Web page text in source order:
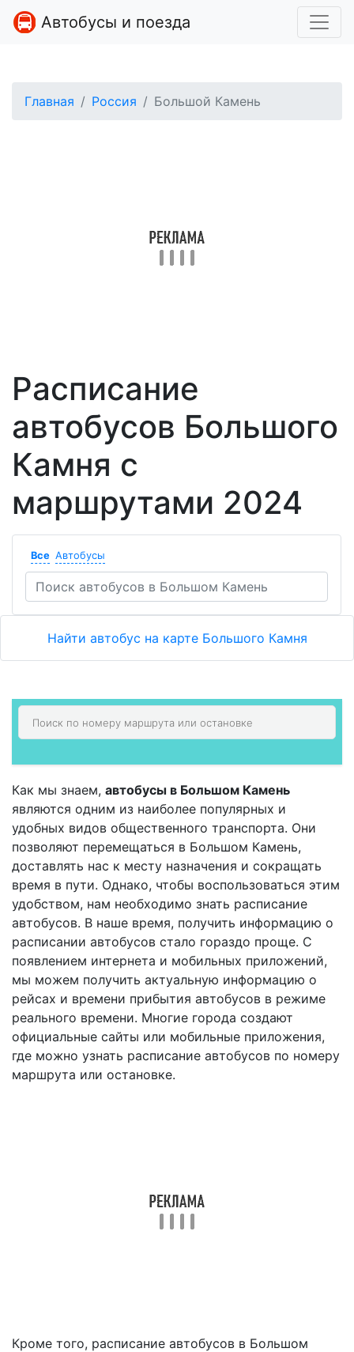
Автобусы и поезда
Главная Россия Большой Камень
Расписание
автобусов Большого
Камня с
маршрутами 2024
Все Автобусы
Найти автобус на карте Большого Камня
Как мы знаем, автобусы в Большом Камень
являются одним из наиболее популярных и
удобных видов общественного транспорта. Они
позволяют перемещаться в Большом Камень,
доставлять нас к месту назначения и сокращать
время в пути. Однако, чтобы воспользоваться этим
удобством, нам необходимо знать расписание
автобусов. В наше время, получить информацию о
расписании автобусов стало гораздо проще. С
появлением интернета и мобильных приложений,
мы можем получить актуальную информацию о
рейсах и времени прибытия автобусов в режиме
реального времени. Многие города создают
официальные сайты или мобильные приложения,
где можно узнать расписание автобусов по номеру
маршрута или остановке.
Кроме того, расписание автобусов в Большом